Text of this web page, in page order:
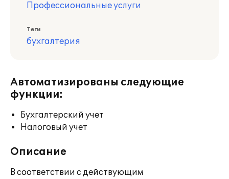
Профессиональные услуги
Теги
бухгалтерия
Автоматизированы следующие
функции:
Бухгалтерский учет
Налоговый учет
Описание
В соответствии с действующим